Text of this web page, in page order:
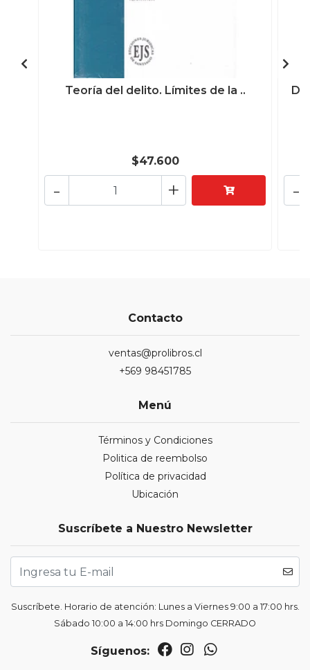
Teoría del delito. Límites de la ..
$47.600
+
- -
Contacto
ventas@prolibros.cl
+569 98451785
Menú
Términos y Condiciones
Politica de reembolso
Política de privacidad
Ubicación
Suscríbete a Nuestro Newsletter
Suscríbete. Horario de atención: Lunes a Viernes 9:00 a 17:00 hrs.
Sábado 10:00 a 14:00 hrs Domingo CERRADO
Síguenos: